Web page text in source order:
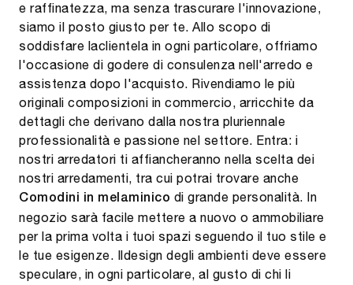
e raffinatezza, ma senza trascurare l'innovazione,
siamo il posto giusto per te. Allo scopo di
soddisfare laclientela in ogni particolare, offriamo
l'occasione di godere di consulenza nell'arredo e
assistenza dopo l'acquisto. Rivendiamo le più
originali composizioni in commercio, arricchite da
dettagli che derivano dalla nostra pluriennale
professionalità e passione nel settore. Entra: i
nostri arredatori ti affiancheranno nella scelta dei
nostri arredamenti, tra cui potrai trovare anche
Comodini in melaminico di grande personalità. In
negozio sarà facile mettere a nuovo o ammobiliare
per la prima volta i tuoi spazi seguendo il tuo stile e
le tue esigenze. Ildesign degli ambienti deve essere
speculare, in ogni particolare, al gusto di chi li